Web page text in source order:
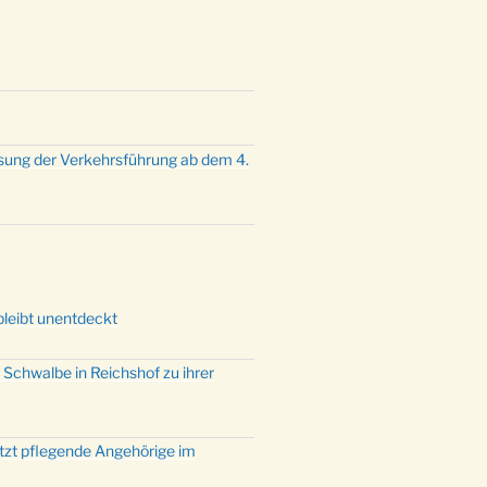
der Verkehrsführung ab dem 4.
unentdeckt
in Reichshof zu ihrer
pflegende Angehörige im